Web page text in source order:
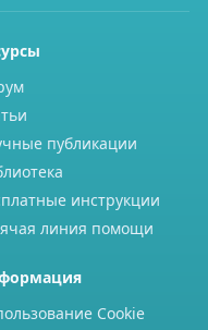
публикации
инструкции
линия помощи
Cookie